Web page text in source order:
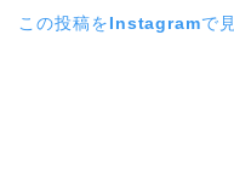
この投稿をInstagramで